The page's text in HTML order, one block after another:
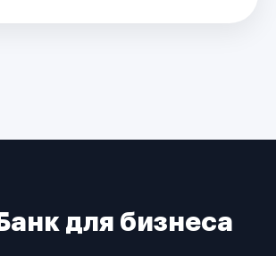
для бизнеса